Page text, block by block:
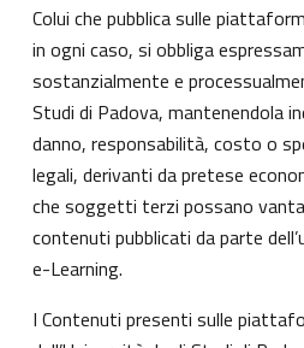
Colui che pubblica sulle
in ogni caso, si obbliga
sostanzialmente e
Studi di Padova, mantenendola
danno, responsabilità, costo o
legali, derivanti da pretese
che soggetti terzi possano
contenuti pubblicati da parte
e-Learning.
I Contenuti presenti sulle